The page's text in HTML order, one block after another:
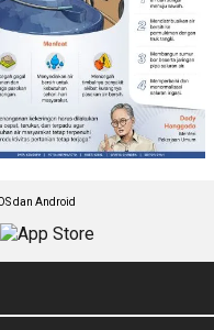
dan Android